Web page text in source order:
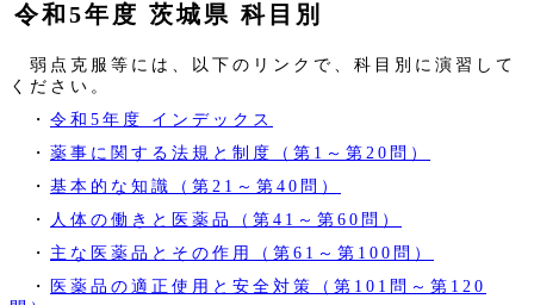
令和5年度 茨城県 科目別
弱点克服等には、以下のリンクで、科目別に演習して
ください。
・ 令和5年度 インデックス
・ 薬事に関する法規と制度（第1～第20問）
・ 基本的な知識（第21～第40問）
・
人体の働きと医薬品（第41～第60問）
・ 主な医薬品とその作用（第61～第100問）
・
医薬品の適正使用と安全対策（第101問～第120